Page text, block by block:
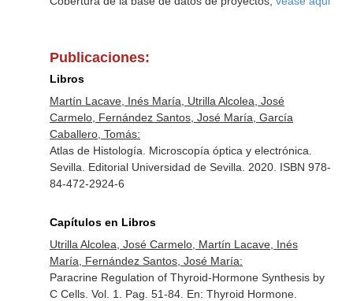
Publicaciones:
Libros
Martín Lacave, Inés María, Utrilla Alcolea, José
Carmelo, Fernández Santos, José María, García
Caballero, Tomás:
Atlas de Histología. Microscopía óptica y electrónica.
Sevilla. Editorial Universidad de Sevilla. 2020. ISBN 978-
84-472-2924-6
Capítulos en Libros
Utrilla Alcolea, José Carmelo, Martín Lacave, Inés
María, Fernández Santos, José María:
Paracrine Regulation of Thyroid-Hormone Synthesis by
C Cells. Vol. 1. Pag. 51-84. En: Thyroid Hormone.